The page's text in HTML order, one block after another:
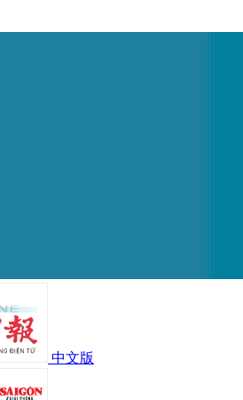
中文版